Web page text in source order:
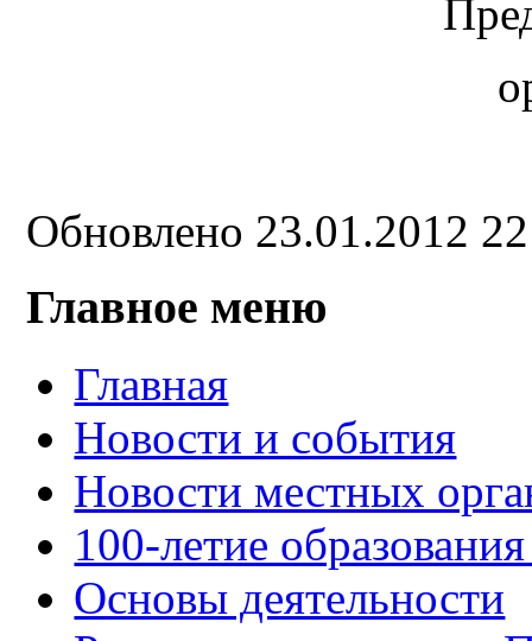
Обновлено 23.01.2012
Главное меню
Главная
Новости и события
Новости местных
100-летие
Основы деятельности